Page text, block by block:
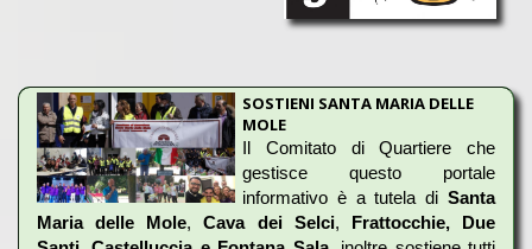
SOSTIENI SANTA MARIA DELLE
MOLE
Il Comitato di Quartiere che
gestisce questo portale
informativo è a tutela di Santa
Maria delle Mole,Cava dei Selci, Frattocchie, Due